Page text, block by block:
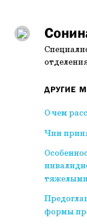
ДРУГИЕ
О чем
Чин
формы